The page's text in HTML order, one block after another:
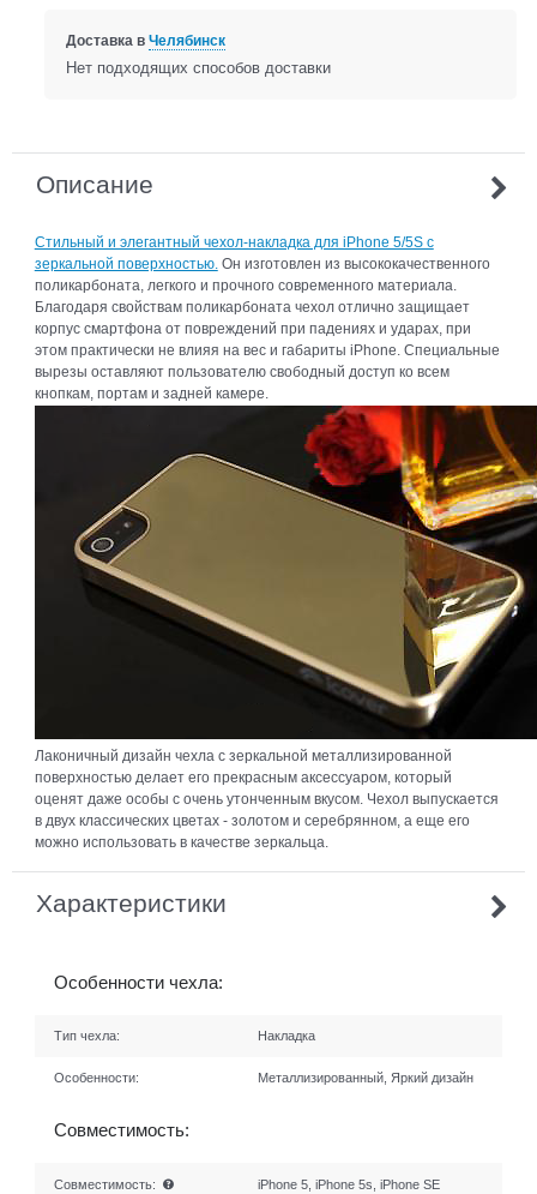
Доставка в Челябинск
Нет подходящих способов доставки
Описание
Стильный и элегантный чехол-накладка для iPhone 5/5S с
зеркальной поверхностью. Он изготовлен из высококачественного
поликарбоната, легкого и прочного современного материала.
Благодаря свойствам поликарбоната чехол отлично защищает
корпус смартфона от повреждений при падениях и ударах, при
этом практически не влияя на вес и габариты iPhone. Cпециальные
вырезы оставляют пользователю свободный доступ ко всем
кнопкам, портам и задней камере.
Лаконичный дизайн чехла с зеркальной металлизированной
поверхностью делает его прекрасным аксессуаром, который
оценят даже особы с очень утонченным вкусом. Чехол выпускается
в двух классических цветах - золотом и серебрянном, а еще его
можно использовать в качестве зеркальца.
Характеристики
Особенности чехла:
Тип чехла: Накладка
Особенности: Металлизированный, Яркий дизайн
Совместимость:
Совместимость: iPhone 5, iPhone 5s, iPhone SE